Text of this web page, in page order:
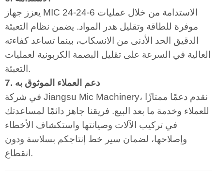
يعزز جهاز MIC 24-24-6 الاستدامة من خلال عمليات
موفرة للطاقة وتقليل هدر المواد. يضمن نظام التعبئة
الدقيق الحد الأدنى من الانسكاب، بينما تساعد كفاءته
العالية في السرعة على تقليل البصمة الكربونية لعمليات
التعبئة.
7. دعم العملاء الموثوق به
في شركة Jiangsu Mic Machinery، نقدم دعمًا ممتازًا
للعملاء وخدمة ما بعد البيع. فريقنا جاهز دائمًا لمساعدتك
في تركيب الآلات وصيانتها واستكشاف الأخطاء
وإصلاحها، لضمان سير خط إنتاجكم بسلاسة ودون
انقطاع.